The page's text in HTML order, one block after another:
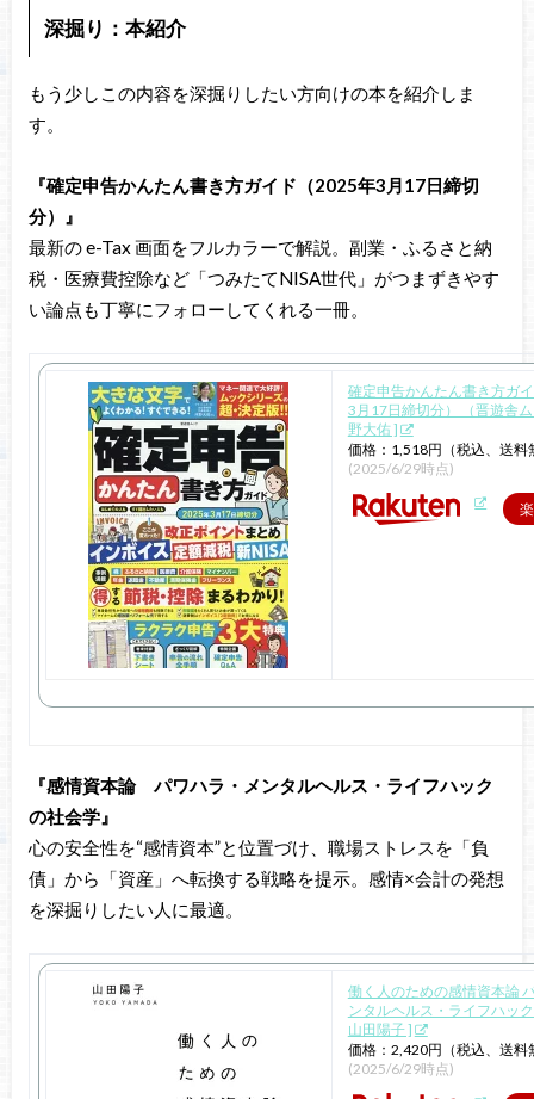
深掘り：本紹介
もう少しこの内容を深掘りしたい方向けの本を紹介しま
す。
『確定申告かんたん書き方ガイド（2025年3月17日締切
分）』
最新の e-Tax 画面をフルカラーで解説。副業・ふるさと納
税・医療費控除など「つみたてNISA世代」がつまずきやす
い論点も丁寧にフォローしてくれる一冊。
確定申告かんたん書き方ガ
3月17日締切分） （晋遊舎
野大佑 ]
価格：1,518円（税込、送料
(2025/6/29時点)
『感情資本論 パワハラ・メンタルヘルス・ライフハック
の社会学』
心の安全性を“感情資本”と位置づけ、職場ストレスを「負
債」から「資産」へ転換する戦略を提示。感情×会計の発想
を深掘りしたい人に最適。
働く人のための感情資本論
ンタルヘルス・ライフハッ
山田陽子 ]
価格：2,420円（税込、送料
(2025/6/29時点)